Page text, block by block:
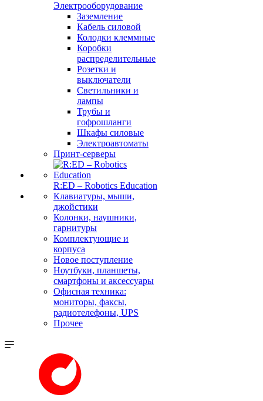
Электрооборудование
Заземление
Кабель силовой
Колодки клеммные
Коробки
распределительные
Розетки и
выключатели
Светильники и
лампы
Трубы и
гофрошланги
Шкафы силовые
Электроавтоматы
Принт-серверы
R:ED – Robotics Education
Клавиатуры, мыши,
джойстики
Колонки, наушники,
гарнитуры
Комплектующие и
корпуса
Новое поступление
Ноутбуки, планшеты,
смартфоны и аксессуары
Офисная техника:
мониторы, факсы,
радиотелефоны, UPS
Прочее